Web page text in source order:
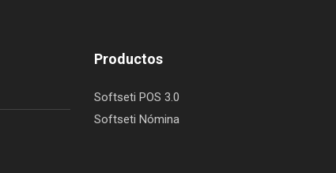
Productos
Softseti POS 3.0
Softseti Nómina